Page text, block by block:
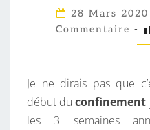
28 Mars 2020
Commentaire -
Je ne dirais pas que
début duconfinement
les 3 semaines